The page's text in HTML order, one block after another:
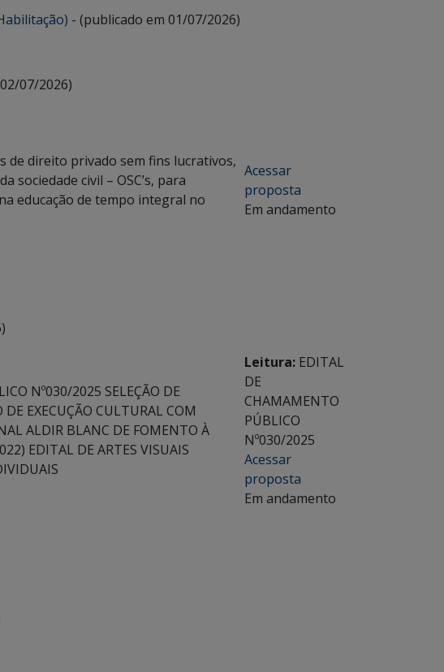
- (publicado em 01/07/2026)
07/2026)
de direito privado sem fins lucrativos,
sociedade civil – OSC’s, para
educação de tempo integral no
Acessar
proposta
Em andamento
Nº030/2025 SELEÇÃO DE
EXECUÇÃO CULTURAL COM
ALDIR BLANC DE FOMENTO À
EDITAL DE ARTES VISUAIS
Leitura: EDITAL
DE
CHAMAMENTO
PÚBLICO
Nº030/2025
Acessar
proposta
Em andamento